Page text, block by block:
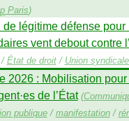
Paris)
de légitime défense pour
vent debout contre
/ État de droit/ Union
2026 : Mobilisation
·es de l’État (
publique/ manifestation/